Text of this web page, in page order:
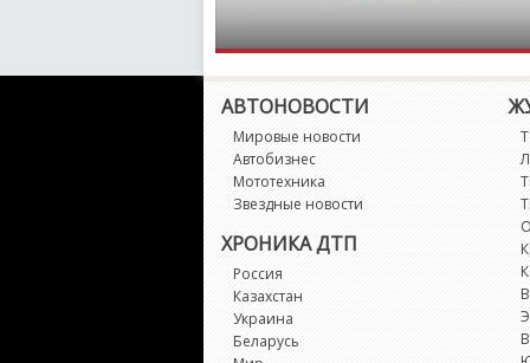
АВТОНОВОСТИ
Мировые новости
Автобизнес
Мототехника
Звездные новости
ХРОНИКА ДТП
Россия
Казахстан
Украина
Беларусь